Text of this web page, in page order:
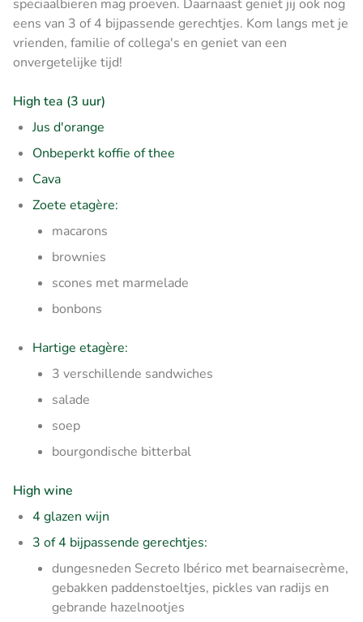
speciaalbieren mag proeven. Daarnaast geniet jij ook nog
eens van 3 of 4 bijpassende gerechtjes. Kom langs met je
vrienden, familie of collega's en geniet van een
onvergetelijke tijd!
High tea (3 uur)
Jus d'orange
Onbeperkt koffie of thee
Cava
Zoete etagère:
macarons
brownies
scones met marmelade
bonbons
Hartige etagère:
3 verschillende sandwiches
salade
soep
bourgondische bitterbal
High wine
4 glazen wijn
3 of 4 bijpassende gerechtjes:
dungesneden Secreto Ibérico met bearnaisecrème,
gebakken paddenstoeltjes, pickles van radijs en
gebrande hazelnootjes